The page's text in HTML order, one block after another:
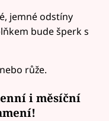
jemné odstíny
bude šperk s
růže.
i měsíční